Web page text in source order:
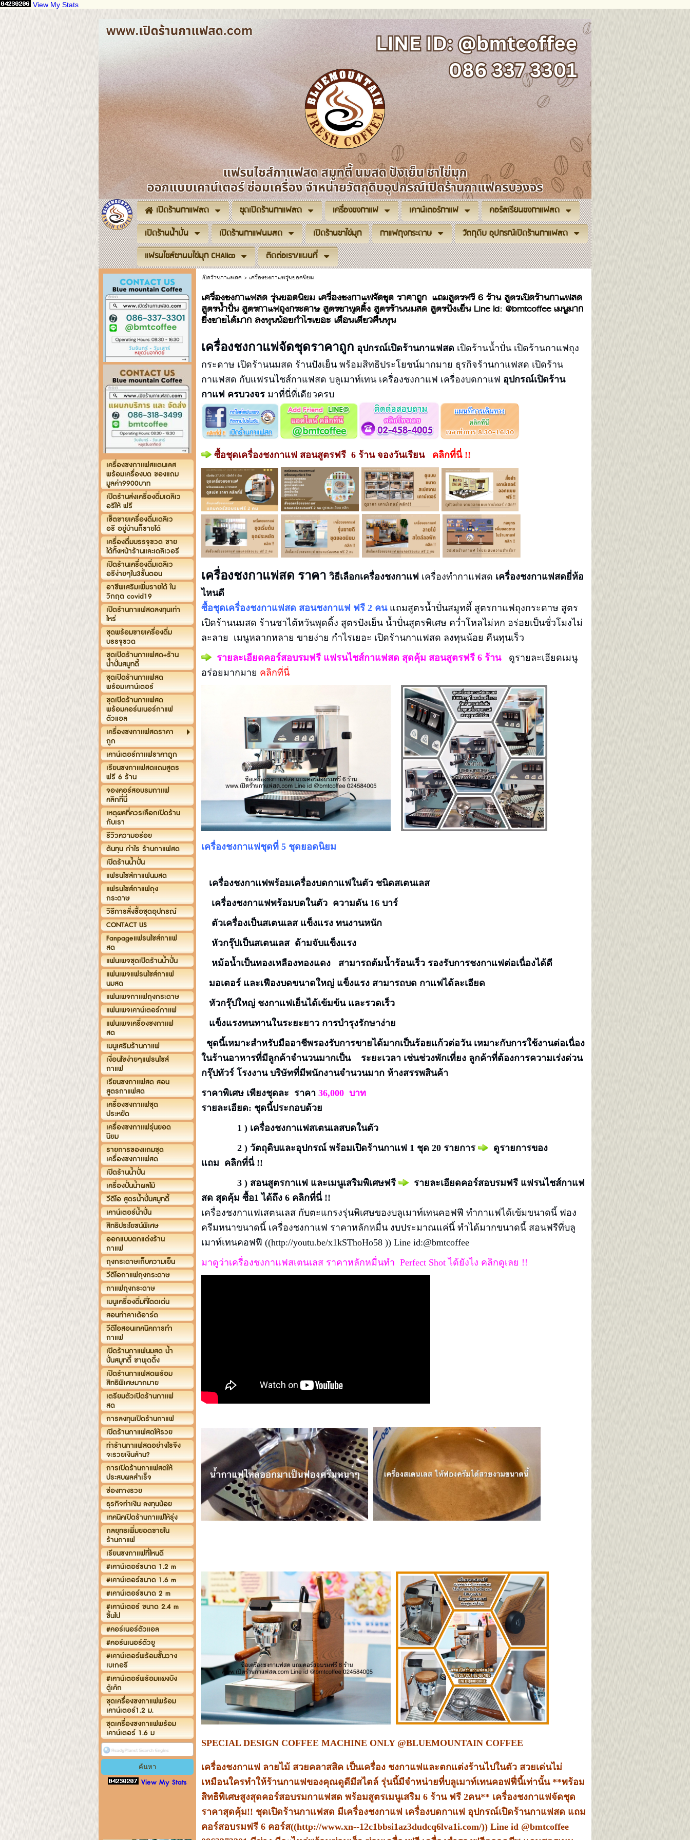
View My Stats
เปิดร้านกาแฟสด ชุดเปิดร้านกาแฟสด เครื่องชงกาแฟ เคาน์เตอร์กาแฟ
คอร์สเรียนชงกาแฟสด
เปิดร้านน้ำปั่น
เปิดร้านกาแฟนมสด เปิดร้านชาไข่มุก กาแฟถุงกระดาษ
วัตถุดิบ อุปกรณ์เปิดร้านกาแฟสด
แฟรนไชส์ชานมไข่มุก CHAlico
ติดต่อเรา/แผนที่
เครื่องชงกาแฟสแตนเลส
พร้อมเครื่องบด ของแถม
มูลค่า9900บาท
เปิดร้านส่งเครื่องดื่มเดลิเว
อรีให้ ฟรี
เซ็ตขายเครื่องดื่มเดลิเว
อรี อยู่บ้านก็ขายได้
เครื่องดื่มบรรจุขวด ขาย
ได้ทั้งหน้าร้านและเดลิเวอรี
เปิดร้านเครื่องดื่มเดลิเว
อรีง่ายๆใน3ขั้นตอน
อาชีพเสริมเพิ่มรายได้ ใน
วิกฤต covid19
เปิดร้านกาแฟสดลงทุนเท่า
ไหร่
ชุดพร้อมขายเครื่องดื่ม
บรรจุขวด
ชุดเปิดร้านกาแฟสด+ร้าน
น้ำปั่นสมูทตี้
ชุดเปิดร้านกาแฟสด
พร้อมเคาน์เตอร์
ชุดเปิดร้านกาแฟสด
พร้อมคอร์นเนอร์กาแฟ
ตัวแอล
เครื่องชงกาแฟสดราคา
ถูก
เคาน์เตอร์กาแฟราคาถูก
เรียนชงกาแฟสดแถมสูตร
ฟรี 6 ร้าน
จองคอร์สอบรมกาแฟ
คลิกที่นี่
เหตุผลที่ควรเลือกเปิดร้าน
กับเรา
รีวิวความอร่อย
ต้นทุน กำไร ร้านกาแฟสด
เปิดร้านน้ำปั่น
แฟรนไชส์กาแฟนมสด
แฟรนไชส์กาแฟถุง
กระดาษ
วิธีการสั่งซื้อชุดอุปกรณ์
CONTACT US
Fanpageแฟรนไชส์กาแฟ
สด
แฟนเพจชุดเปิดร้านน้ำปั่น
แฟนเพจแฟรนไชส์กาแฟ
นมสด
แฟนเพจกาแฟถุงกระดาษ
แฟนเพจเคาน์เตอร์กาแฟ
แฟนเพจเครื่องชงกาแฟ
สด
เมนูเสริมร้านกาแฟ
เงื่อนไขง่ายๆแฟรนไชส์
กาแฟ
เรียนชงกาแฟสด สอน
สูตรกาแฟสด
เครื่องชงกาแฟชุด
ประหยัด
เครื่องชงกาแฟรุ่นยอด
นิยม
รายการของแถมชุด
เครื่องชงกาแฟสด
เปิดร้านน้ำปั่น
เครื่องปั่นน้ำผลไม้
วีดีโอ สูตรน้ำปั่นสมูทตี้
เคาน์เตอร์น้ำปั่น
สิทธิประโยชน์พิเศษ
ออกแบบตกแต่งร้าน
กาแฟ
ถุงกระดาษเก็บความเย็น
วีดีโอกาแฟถุงกระดาษ
กาแฟถุงกระดาษ
เมนูเครื่องดื่มที่โดดเด่น
สอนทำลาเต้อาร์ต
วีดีโอสอนเทคนิคการทำ
กาแฟ
เปิดร้านกาแฟนมสด น้ำ
ปั่นสมูทตี้ ชาพุดดิ้ง
เปิดร้านกาแฟสดพร้อม
สิทธิพิเศษมากมาย
เตรียมตัวเปิดร้านกาแฟ
สด
การลงทุนเปิดร้านกาแฟ
เปิดร้านกาแฟสดให้รวย
ทำร้านกาแฟสดอย่างไรจึง
จะรวยเงินล้าน?
การเปิดร้านกาแฟสดให้
ประสบผลสำเร็จ
ช่องทางรวย
ธุรกิจทำเงิน ลงทุนน้อย
เทคนิคเปิดร้านกาแฟให้รุ่ง
กลยุทธเพิ่มยอดขายใน
ร้านกาแฟ
เรียนชงกาแฟที่ไหนดี
#เคาน์เตอร์ขนาด 1.2 m
#เคาน์เตอร์ขนาด 1.6 m
#เคาน์เตอร์ขนาด 2 m
#เคาน์เตอร์ ขนาด 2.4 m
ขึ้นไป
#คอร์เนอร์ตัวแอล
#คอร์นเนอร์ตัวยู
#เคาน์เตอร์พร้อมชั้นวาง
เบเกอรี
#เคาน์เตอร์พร้อมแผงบัง
ตู้เค้ก
ชุดเครื่องชงกาแฟพร้อม
เคาน์เตอร์1.2 ม.
ชุดเครื่องชงกาแฟพร้อม
เคาน์เตอร์ 1.6 ม
View My Stats
เปิดร้านกาแฟสด > เครื่องชงกาแฟรุ่นยอดนิยม
เครื่องชงกาแฟสด รุ่นยอดนิยม เครื่องชงกาแฟจัดชุด ราคาถูก แถมสูตรฟรี 6 ร้าน สูตรเปิดร้านกาแฟสด
สูตรน้ำปั่น สูตรกาแฟถุงกระดาษ สูตรชาพุดดิ้ง สูตรร้านนมสด สูตรปังเย็น Line Id: @bmtcoffee เมนูมาก
ยิ่งขายได้มาก ลงทุนน้อยกำไรเยอะ เดือนเดียวคืนทุน
เครื่องชงกาแฟจัดชุดราคาถูก อุปกรณ์เปิดร้านกาแฟสด เปิดร้านน้ำปั่น เปิดร้านกาแฟถุง
กระดาษ เปิดร้านนมสด ร้านปังเย็น พร้อมสิทธิประโยชน์มากมาย ธุรกิจร้านกาแฟสด เปิดร้าน
กาแฟสด กับแฟรนไชส์กาแฟสด บลูเมาท์เทน เครื่องชงกาแฟ เครื่องบดกาแฟ อุปกรณ์เปิดร้าน
กาแฟ ครบวงจร มาที่นี่ที่เดียวครบ
ซื้อชุดเครื่องชงกาแฟ สอนสูตรฟรี 6 ร้าน จองวันเรียน คลิกที่นี่ !!
เครื่องชงกาแฟสด ราคา วิธีเลือกเครื่องชงกาแฟ เครื่องทำกาแฟสด เครื่องชงกาแฟสดยี่ห้อ
ไหนดี
ซื้อชุดเครื่องชงกาแฟสด สอนชงกาแฟ ฟรี 2 คน แถมสูตรน้ำปั่นสมูทตี้ สูตรกาแฟถุงกระดาษ สูตร
เปิดร้านนมสด ร้านชาไต้หวันพุดดิ้ง สูตรปังเย็น น้ำปั่นสูตรพิเศษ คว่ำโหลไม่หก อร่อยเป็นชั่วโมงไม่
ละลาย
เมนูหลากหลาย ขายง่าย กำไรเยอะ เปิดร้านกาแฟสด ลงทุนน้อย คืนทุนเร็ว
รายละเอียดคอร์สอบรมฟรี แฟรนไชส์กาแฟสด สุดคุ้ม สอนสูตรฟรี 6 ร้าน
ดูรายละเอียดเมนู
อร่อยมากมาย คลิกที่นี่
เครื่องชงกาแฟชุดที่ 5 ชุดยอดนิยม
เครื่องชงกาแฟพร้อมเครื่องบดกาแฟในตัว ชนิดสเตนเลส
เครื่องชงกาแฟพร้อมบดในตัว ความดัน 16บาร์
ตัวเครื่องเป็นสเตนเลส แข็งแรง ทนงานหนัก
หัวกรุ๊ปเป็นสเตนเลส ด้ามจับแข็งแรง
หม้อน้ำเป็นทองเหลืองทองแดง สามารถต้มน้ำร้อนเร็ว รองรับการชงกาแฟต่อเนื่องได้ดี
มอเตอร์ และเฟืองบดขนาดใหญ่ แข็งแรง สามารถบด กาแฟได้ละเอียด
หัวกรุ๊ปใหญ่ ชงกาแฟเย็นได้เข้มข้น และรวดเร็ว
แข็งแรงทนทานในระยะยาว การบำรุงรักษาง่าย
ชุดนี้เหมาะสำหรับมืออาชีพรองรับการขายได้มากเป็นร้อยแก้วต่อวัน เหมาะกับการใช้งานต่อเนื่อง
ในร้านอาหารที่มีลูกค้าจำนวนมากเป็น ระยะเวลา เช่นช่วงพักเที่ยง ลูกค้าที่ต้องการความเร่งด่วน
กรุ๊ปทัวร์ โรงงาน บริษัทที่มีพนักงานจำนวนมาก ห้างสรรพสินค้า
ราคาพิเศษ เพียงชุดละ ราคา36,000 บาท
รายละเอียด: ชุดนี้ประกอบด้วย
1 ) เครื่องชงกาแฟสเตนเลสบดในตัว
2 ) วัตถุดิบและอุปกรณ์ พร้อมเปิดร้านกาแฟ 1 ชุด 20 รายการ
ดูรายการของ
แถม คลิกที่นี่ !!
3 ) สอนสูตรกาแฟ และเมนูเสริมพิเศษฟรี
รายละเอียดคอร์สอบรมฟรี แฟรนไชส์กาแฟ
สด สุดคุ้ม ซื้อ1 ได้ถึง 6 คลิกที่นี่ !!
เครื่องชงกาแฟเสตนเลส กับตะแกรงรุ่นพิเศษของบลูเมาท์เทนคอฟฟี ทำกาแฟได้เข้มขนาดนี้ ฟอง
ครีมหนาขนาดนี้ เครื่องชงกาแฟ ราคาหลักหมื่น งบประมาณแค่นี้ ทำได้มากขนาดนี้ สอนฟรีที่บลู
เมาท์เทนคอฟฟี ((http://youtu.be/x1kSThoHo58 )) Line id:@bmtcoffee
มาดูว่าเครื่องชงกาแฟสเตนเลส ราคาหลักหมื่นทำ Perfect Shot ได้ยังไง คลิกดูเลย !!
SPECIAL DESIGN COFFEE MACHINE ONLY @BLUEMOUNTAIN COFFEE
เครื่องชงกาแฟ ลายไม้ สวยคลาสสิค เป็นเครื่อง ชงกาแฟและตกแต่งร้านไปในตัว สวยเด่นไม่
เหมือนใครทำให้ร้านกาแฟของคุณดูดีมีสไตล์ รุ่นนี้มีจำหน่ายที่บลูเมาท์เทนคอฟฟี่นี้เท่านั้น **พร้อม
สิทธิพิเศษสูงสุดคอร์สอบรมกาแฟสด พร้อมสูตรเมนูเสริม 6 ร้าน ฟรี 2คน** เครื่องชงกาแฟจัดชุด
ราคาสุดคุ้ม!! ชุดเปิดร้านกาแฟสด มีเครื่องชงกาแฟ เครื่องบดกาแฟ อุปกรณ์เปิดร้านกาแฟสด แถม
คอร์สอบรมฟรี 6 คอร์ส((http://www.xn--12c1bbsi1az3dudcq6lva1i.com/)) Line id @bmtcoffee